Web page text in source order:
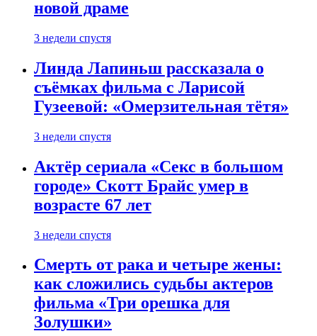
новой драме
3 недели спустя
Линда Лапиньш рассказала о
съёмках фильма с Ларисой
Гузеевой: «Омерзительная тётя»
3 недели спустя
Актёр сериала «Секс в большом
городе» Скотт Брайс умер в
возрасте 67 лет
3 недели спустя
Смерть от рака и четыре жены:
как сложились судьбы актеров
фильма «Три орешка для
Золушки»